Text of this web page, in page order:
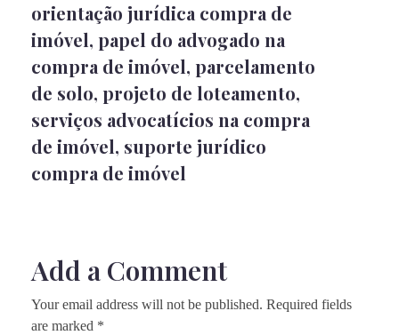
orientação jurídica compra de
imóvel, papel do advogado na
compra de imóvel, parcelamento
de solo, projeto de loteamento,
serviços advocatícios na compra
de imóvel, suporte jurídico
compra de imóvel
Add a Comment
Your email address will not be published. Required fields
are marked *